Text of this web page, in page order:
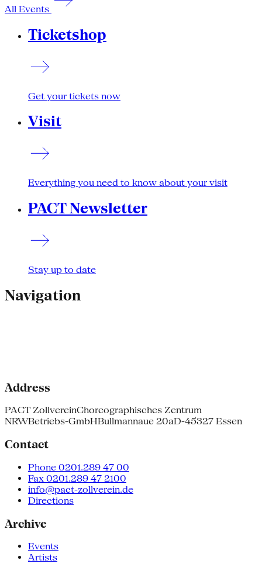
All Events
Ticketshop
Get your tickets now
Visit
Everything you need to know about your visit
PACT Newsletter
Stay up to date
Navigation
Address
PACT ZollvereinChoreographisches Zentrum
NRWBetriebs-GmbHBullmannaue 20aD-45327 Essen
Contact
Phone 0201.289 47 00
Fax 0201.289 47 2100
info@pact-zollverein.de
Directions
Archive
Events
Artists